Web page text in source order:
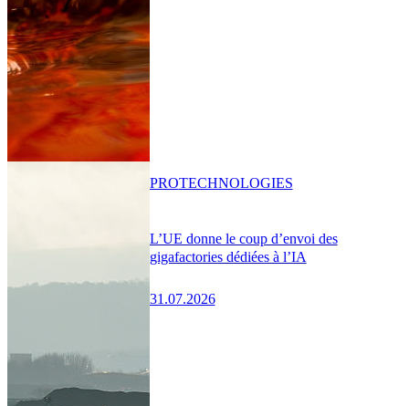
L’UE donne le coup d’envoi des
gigafactories dédiées à l’IA
31.07.2026
PROTECHNOLOGIES